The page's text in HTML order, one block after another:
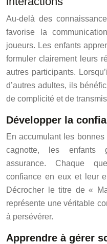
Au-delà des
favorise la
joueurs. Les enfants
formuler clairement leurs
autres participants.
d’autres adultes, ils
de complicité et de
Développer la
En accumulant les
cagnotte, les enfants
assurance. Chaque
confiance en eux et leur
Décrocher le titre de «
représente une véritable
à persévérer.
Apprendre à gérer